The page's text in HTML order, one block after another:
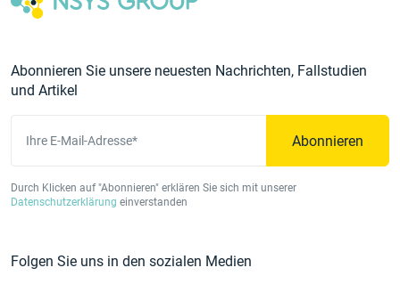
Abonnieren Sie unsere neuesten Nachrichten, Fallstudien
und Artikel
Ihre E-Mail-Adresse* Abonnieren
Durch Klicken auf "Abonnieren" erklären Sie sich mit unserer
Datenschutzerklärung einverstanden
Folgen Sie uns in den sozialen Medien